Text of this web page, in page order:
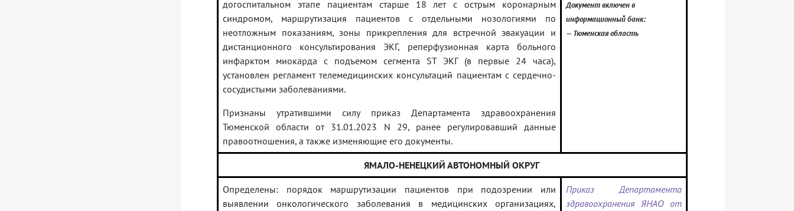
догоспитальном этапе пациентам старше 18 лет с острым коронарным
синдромом, маршрутизация пациентов с отдельными нозологиями по
неотложным показаниям, зоны прикрепления для встречной эвакуации и
дистанционного консультирования ЭКГ, реперфузионная карта больного
инфарктом миокарда с подъемом сегмента ST ЭКГ (в первые 24 часа),
установлен регламент телемедицинских консультаций пациентам с сердечно-
сосудистыми заболеваниями.
Признаны утратившими силу приказ Департамента здравоохранения
Тюменской области от 31.01.2023 N 29, ранее регулировавший данные
правоотношения, а также изменяющие его документы.
Документ включен в
информационный банк:
— Тюменская область
ЯМАЛО-НЕНЕЦКИЙ АВТОНОМНЫЙ ОКРУГ
Определены: порядок маршрутизации пациентов при подозрении или
выявлении онкологического заболевания в медицинских организациях,
Приказ Департамента
здравоохранения ЯНАО от